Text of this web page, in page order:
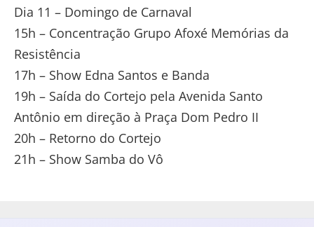
Dia 11 – Domingo de Carnaval
15h – Concentração Grupo Afoxé Memórias da
Resistência
17h – Show Edna Santos e Banda
19h – Saída do Cortejo pela Avenida Santo
Antônio em direção à Praça Dom Pedro II
20h – Retorno do Cortejo
21h – Show Samba do Vô